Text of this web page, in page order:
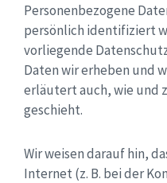
Personenbezogene
persönlich identifiziert
vorliegende
Daten wir erheben und
erläutert auch, wie und
geschieht.
Wir weisen darauf hin,
Internet (z. B. bei der